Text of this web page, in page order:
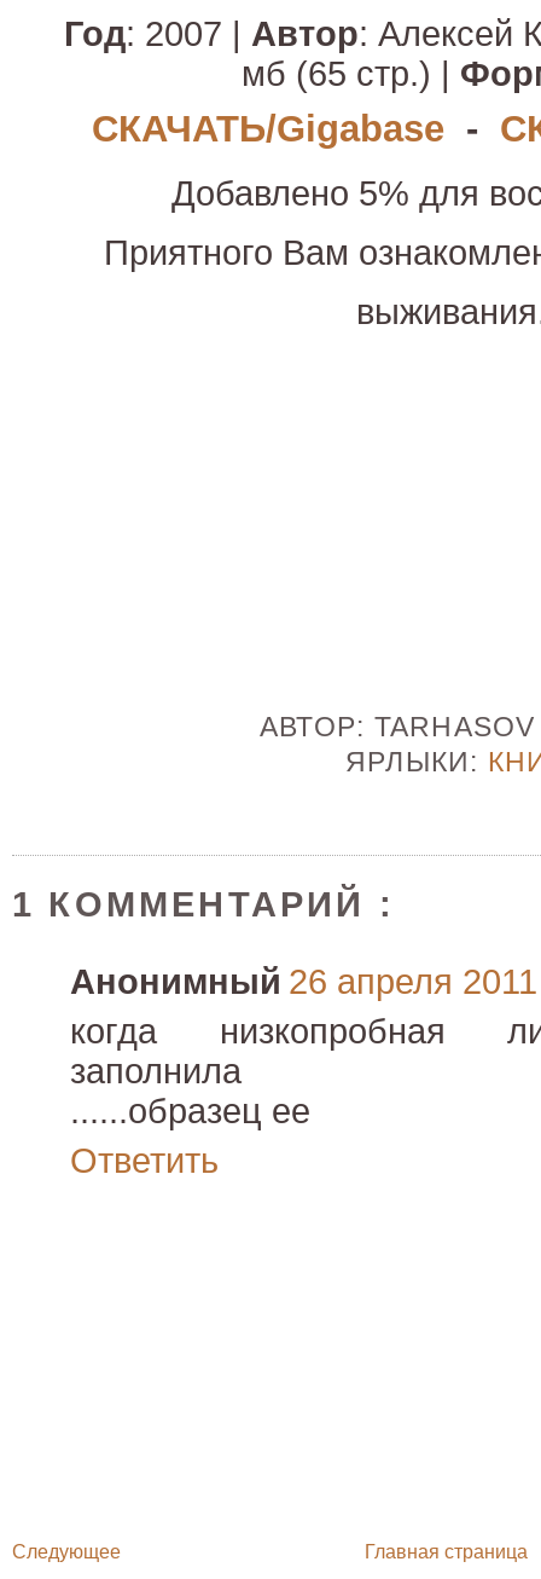
Год: 2007 | Автор: Алексей
мб (65 стр.) |
СКАЧАТЬ/Gigabase-
Добавлено 5% для
Приятного Вам
АВТОР:
ЯРЛЫКИ:
1 КОММЕНТАРИЙ :
Анонимный 26 апреля 2011
когда низкопробная
заполнила
......образец ее
Ответить
Следующее Главная страница